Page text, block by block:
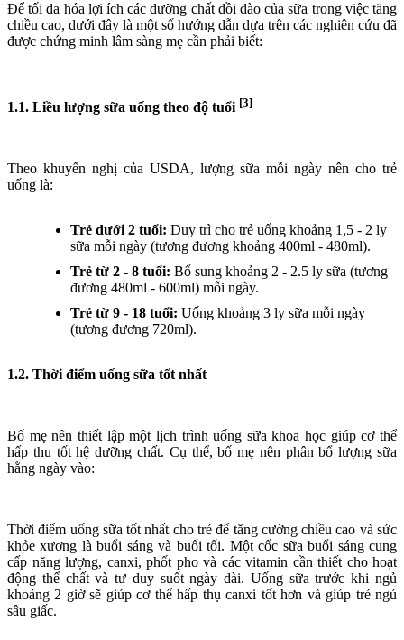
Để tối đa hóa lợi ích các dưỡng chất dồi dào của sữa trong việc tăng
chiều cao, dưới đây là một số hướng dẫn dựa trên các nghiên cứu đã
được chứng minh lâm sàng mẹ cần phải biết:
1.1. Liều lượng sữa uống theo độ tuổi [3]
Theo khuyến nghị của USDA, lượng sữa mỗi ngày nên cho trẻ
uống là:
Trẻ dưới 2 tuổi: Duy trì cho trẻ uống khoảng 1,5 - 2 ly
sữa mỗi ngày (tương đương khoảng 400ml - 480ml).
Trẻ từ 2 - 8 tuổi: Bổ sung khoảng 2 - 2.5 ly sữa (tương
đương 480ml - 600ml) mỗi ngày.
Trẻ từ 9 - 18 tuổi: Uống khoảng 3 ly sữa mỗi ngày
(tương đương 720ml).
1.2. Thời điểm uống sữa tốt nhất
Bố mẹ nên thiết lập một lịch trình uống sữa khoa học giúp cơ thể
hấp thu tốt hệ dưỡng chất. Cụ thể, bố mẹ nên phân bổ lượng sữa
hằng ngày vào:
Thời điểm uống sữa tốt nhất cho trẻ để tăng cường chiều cao và sức
khỏe xương là buổi sáng và buổi tối. Một cốc sữa buổi sáng cung
cấp năng lượng, canxi, phốt pho và các vitamin cần thiết cho hoạt
động thể chất và tư duy suốt ngày dài. Uống sữa trước khi ngủ
khoảng 2 giờ sẽ giúp cơ thể hấp thụ canxi tốt hơn và giúp trẻ ngủ
sâu giấc.